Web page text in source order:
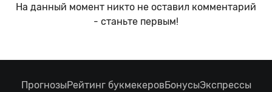
На данный момент никто не оставил комментарий
- станьте первым!
ПрогнозыРейтинг букмекеровБонусыЭкспрессы